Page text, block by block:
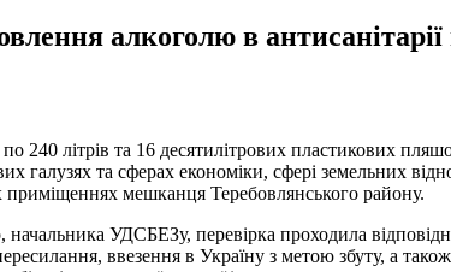
алкоголю в
по 240 літрів та 16 десятилітрових пластикових
галузях та сферах економіки, сфері земельних
мешканця Теребовлянського району.
УДСБЕЗу, перевірка проходила
ввезення в Україну з метою збуту, а